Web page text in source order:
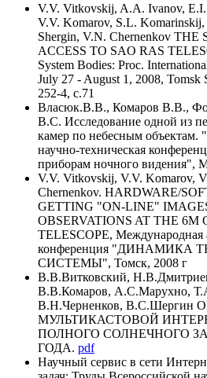
V.V. Vitkovskij, A.A. Ivanov,
V.V. Komarov, S.L.
Shergin, V.N. Chernenkov
ACCESS TO SAO RAS
System Bodies: Proc.
July 27 - August 1, 2008,
252-4, с.71
Власюк.В.В., Комаров В.В.,
В.С. Исследование одной из
камер по небесным
научно-техническая
приборам ночного видения",
V.V. Vitkovskij, V.V. Komarov,
Chernenkov. HARDWARE/
GETTING "ON-LINE"
OBSERVATIONS AT THE 6M
TELESCOPE, Международная
конференция "ДИНАМИКА
СИСТЕМЫ", Томск, 2008 г
В.В.Витковский,
В.В.Комаров, А.С.Марухно,
В.Н.Черненков,
МУЛЬТИКАСТОВОЙ
ПОЛНОГО СОЛНЕЧНОГО
ГОДА. pdf
Научный сервис в сети